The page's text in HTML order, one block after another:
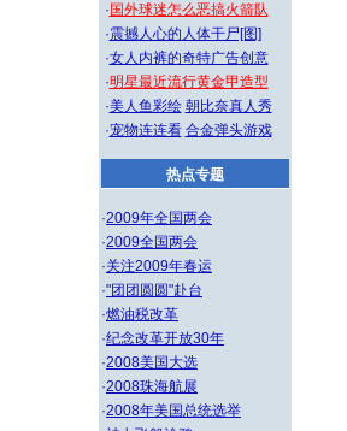
· 国外球迷怎么恶搞火箭队
·震撼人心的人体干尸[图]
·女人内裤的奇特广告创意
·明星最近流行黄金甲造型
·美人鱼彩绘 朝比奈真人秀
·宠物连连看 合金弹头游戏
热点专题
·2009年全国两会
·2009全国两会
·关注2009年春运
·"团团圆圆"赴台
·燃油税改革
·纪念改革开放30年
·2008美国大选
·2008珠海航展
·2008年美国总统选举